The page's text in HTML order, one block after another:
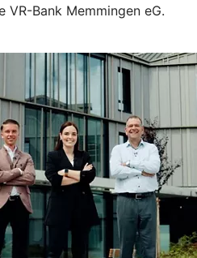
Bank Memmingen eG.